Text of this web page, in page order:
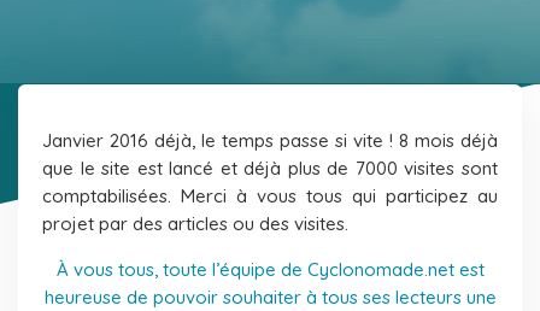
Janvier 2016 déjà, le temps passe si vite ! 8 mois déjà
que le site est lancé et déjà plus de 7000 visites sont
comptabilisées. Merci à vous tous qui participez au
projet par des articles ou des visites.
À vous tous, toute l’équipe de Cyclonomade.net est
heureuse de pouvoir souhaiter à tous ses lecteurs une